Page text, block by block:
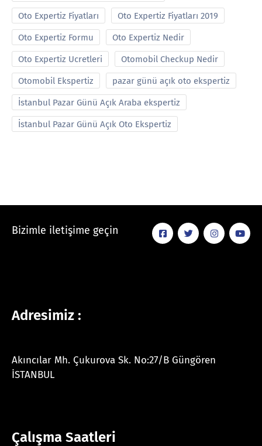
Oto Expertiz Fiyatları Oto Expertiz Fiyatları 2019
Oto Expertiz Formu Oto Expertiz Nedir
Oto Expertiz Ucretleri Otomobil Checkup Nedir
Otomobil Ekspertiz pazar günü açık oto ekspertiz
İstanbul Pazar Günü Açık Araba ekspertiz
İstanbul Pazar Günü Açık Oto Ekspertiz
Bizimle iletişime geçin
Adresimiz :
Akıncılar Mh. Çukurova Sk. No:27/B Güngören
İSTANBUL
Çalışma Saatleri